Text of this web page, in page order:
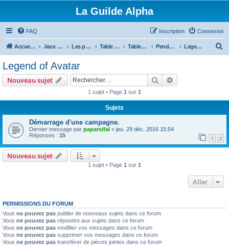
La Guilde Alpha
FAQ Connexion
Inscription
Accueil du forum Jeux de rôles Les parties de la Guilde Table en cours, à venir ou en pause Tables fini ou en pause Pendant ce temps là, a Veracruz Legend of Avatar
e
Legend of Avatar
Nouveau sujet Rechercher
1 sujet • Page 1 sur 1
Sujets
Démarrage d'une campagne.
Dernier message par paparsifal « jeu. 29 déc. 2016 15:54
Réponses : 15 1 2
Nouveau sujet
1 sujet • Page 1 sur 1
Aller
PERMISSIONS DU FORUM
Vous ne pouvez pas publier de nouveaux sujets dans ce forum
Vous ne pouvez pas répondre aux sujets dans ce forum
Vous ne pouvez pas modifier vos messages dans ce forum
Vous ne pouvez pas supprimer vos messages dans ce forum
Vous ne pouvez pas transférer de pièces jointes dans ce forum